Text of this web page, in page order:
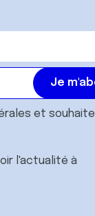
et souhaite
l'actualité à